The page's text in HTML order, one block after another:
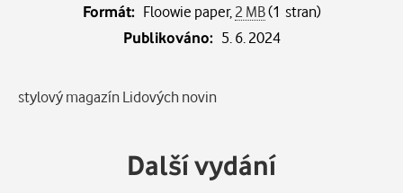
Formát: Floowie paper, 2 MB(1 stran)
Publikováno: 5. 6. 2024
Popis
stylový magazín Lidových novin
Další vydání